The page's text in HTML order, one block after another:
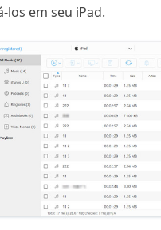
los em seu iPad.